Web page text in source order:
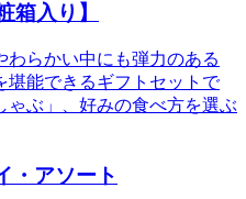
箱入り】
わらかい中にも弾力のある
堪能できるギフトセットで
ぶ」、好みの食べ方を選ぶ
・アソート